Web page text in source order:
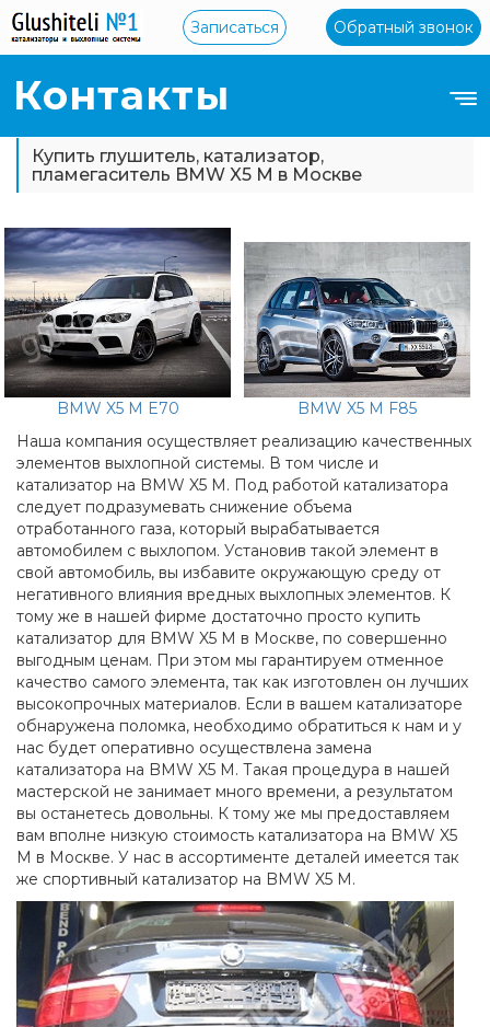
Записаться Обратный звонок
Контакты
Купить глушитель, катализатор,
пламегаситель BMW X5 M в Москве
BMW X5 M E70
BMW X5 M F85
Наша компания осуществляет реализацию качественных
элементов выхлопной системы. В том числе и
катализатор на BMW X5 M. Под работой катализатора
следует подразумевать снижение объема
отработанного газа, который вырабатывается
автомобилем с выхлопом. Установив такой элемент в
свой автомобиль, вы избавите окружающую среду от
негативного влияния вредных выхлопных элементов. К
тому же в нашей фирме достаточно просто купить
катализатор для BMW X5 M в Москве, по совершенно
выгодным ценам. При этом мы гарантируем отменное
качество самого элемента, так как изготовлен он лучших
высокопрочных материалов. Если в вашем катализаторе
обнаружена поломка, необходимо обратиться к нам и у
нас будет оперативно осуществлена замена
катализатора на BMW X5 M. Такая процедура в нашей
мастерской не занимает много времени, а результатом
вы останетесь довольны. К тому же мы предоставляем
вам вполне низкую стоимость катализатора на BMW X5
M в Москве. У нас в ассортименте деталей имеется так
же спортивный катализатор на BMW X5 M.